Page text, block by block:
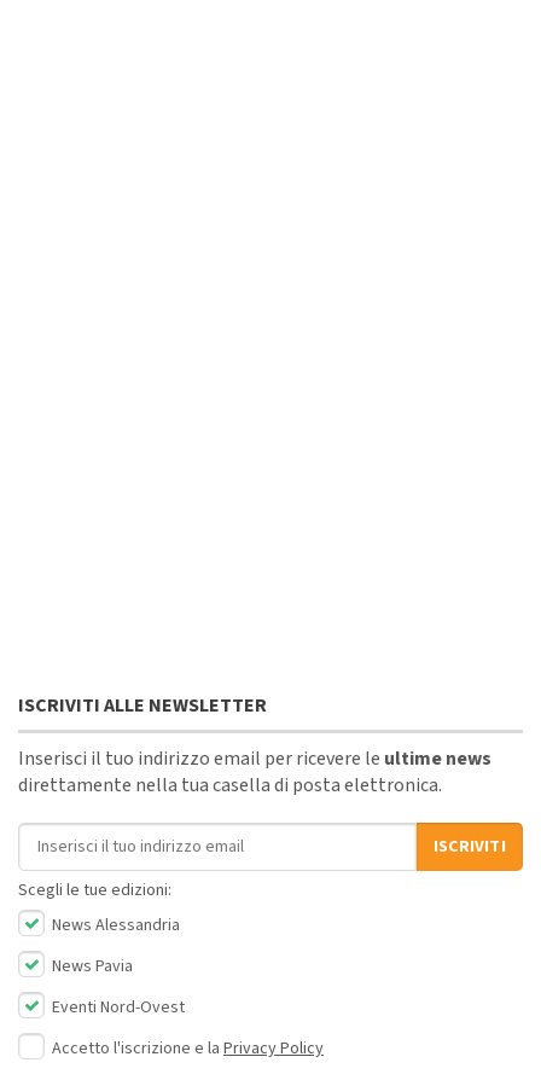
ISCRIVITI ALLE NEWSLETTER
Inserisci il tuo indirizzo email per ricevere le ultime news
direttamente nella tua casella di posta elettronica.
Indirizzo email
ISCRIVITI
Scegli le tue edizioni:
News Alessandria
News Pavia
Eventi Nord-Ovest
Accetto l'iscrizione e la Privacy Policy